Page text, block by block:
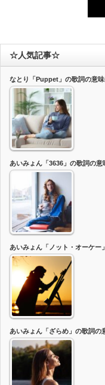
☆人気記事☆
なとり「Puppet」の歌詞の意
あいみょん「3636」の歌詞の
あいみょん「ノット・オーケー
あいみょん「ざらめ」の歌詞の